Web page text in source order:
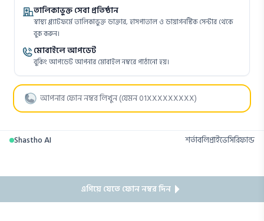
তালিকাভুক্ত সেবা প্রতিষ্ঠান
স্বাস্থ্য প্ল্যাটফর্মে তালিকাভুক্ত ডাক্তার, হাসপাতাল ও ডায়াগনস্টিক সেন্টার থেকে
বুক করুন।
মোবাইলে আপডেট
বুকিং আপডেট আপনার মোবাইল নম্বরে পাঠানো হয়।
এগিয়ে যেতে ফোন নম্বর দিন
Shastho AI শর্তাবলিপ্রাইভেসিরিফান্ড